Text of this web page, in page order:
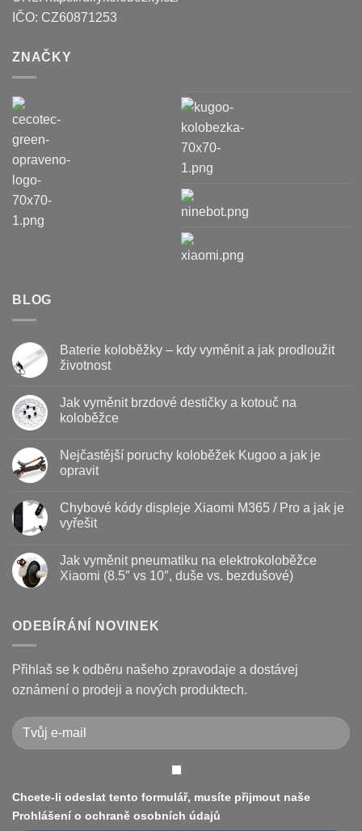
IČO: CZ60871253
ZNAČKY
BLOG
Baterie koloběžky – kdy vyměnit a jak prodloužit
životnost
textu
s
koloběžky
kdy
jak
prodloužit
životnost
Jak vyměnit brzdové destičky a kotouč na
koloběžce
u
textu
s
vyměnit
brzdové
destičky
na
koloběžce
Nejčastější poruchy koloběžek Kugoo a jak je
opravit
u
textu
s
poruchy
koloběžek
Kugoo
opravit
Chybové kódy displeje Xiaomi M365 / Pro a jak je
vyřešit
textu
s
displeje
Xiaomi
Pro
a
jak
je
Jak vyměnit pneumatiku na elektrokoloběžce
Xiaomi (8.5″ vs 10″, duše vs. bezdušové)
textu
s
vyměnit
pneumatiku
na
elektrokoloběžce
(8.5″
vs
10″,
duše
ODEBÍRÁNÍ NOVINEK
Přihlaš se k odběru našeho zpravodaje a dostávej
oznámení o prodeji a nových produktech.
Chcete-li odeslat tento formulář, musíte přijmout naše
Prohlášení o ochraně osobních údajů